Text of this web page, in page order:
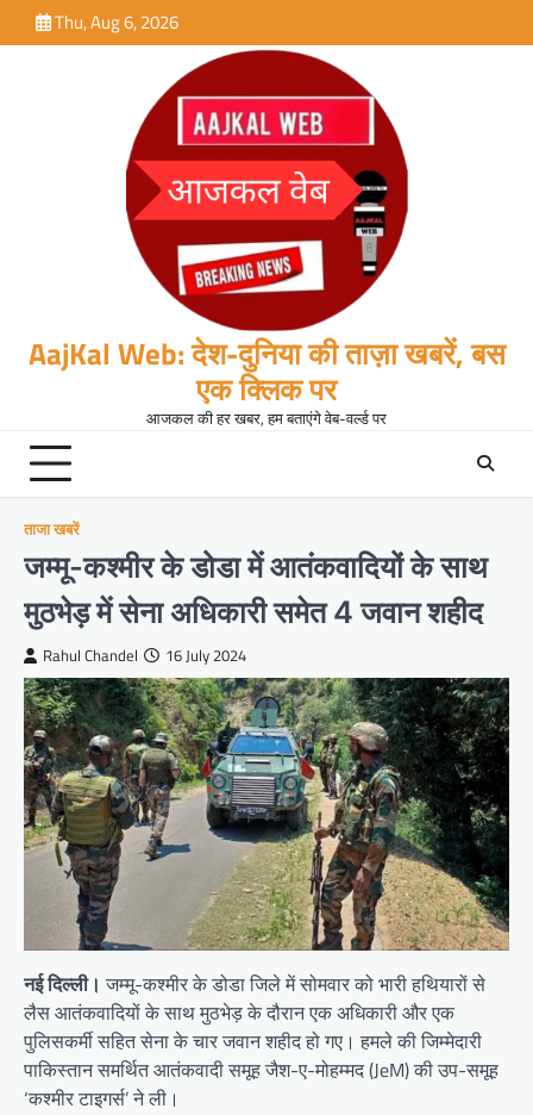
to
Thu, Aug 6, 2026
AajKal Web: देश-दुनिया की ताज़ा खबरें, बस
एक क्लिक पर
आजकल की हर खबर, हम बताएंगे वेब-वर्ल्ड पर
ताजा खबरें
जम्मू-कश्मीर के डोडा में आतंकवादियों के साथ
मुठभेड़ में सेना अधिकारी समेत 4 जवान शहीद
Rahul Chandel 16 July 2024
नई दिल्ली। जम्मू-कश्मीर के डोडा जिले में सोमवार को भारी हथियारों से
लैस आतंकवादियों के साथ मुठभेड़ के दौरान एक अधिकारी और एक
पुलिसकर्मी सहित सेना के चार जवान शहीद हो गए। हमले की जिम्मेदारी
पाकिस्तान समर्थित आतंकवादी समूह जैश-ए-मोहम्मद (JeM) की उप-समूह
‘कश्मीर टाइगर्स’ ने ली।